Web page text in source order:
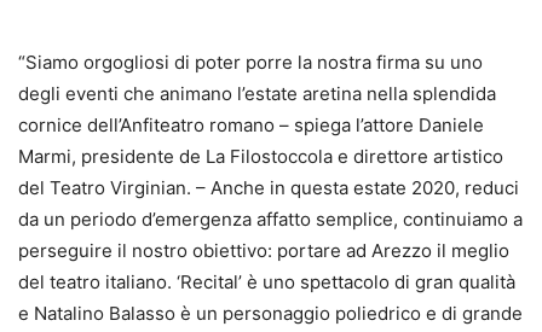
“Siamo orgogliosi di poter porre la nostra firma su uno
degli eventi che animano l’estate aretina nella splendida
cornice dell’Anfiteatro romano – spiega l’attore Daniele
Marmi, presidente de La Filostoccola e direttore artistico
del Teatro Virginian. – Anche in questa estate 2020, reduci
da un periodo d’emergenza affatto semplice, continuiamo a
perseguire il nostro obiettivo: portare ad Arezzo il meglio
del teatro italiano. ‘Recital’ è uno spettacolo di gran qualità
e Natalino Balasso è un personaggio poliedrico e di grande